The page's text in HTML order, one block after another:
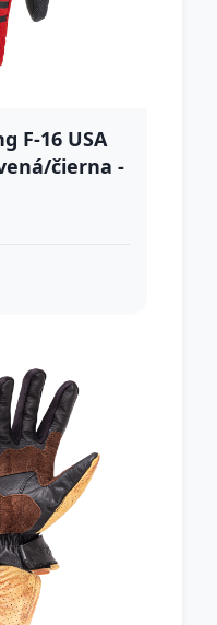
F-16 USA
čierna -